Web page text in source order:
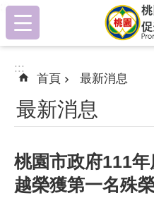
跳到主要內容區塊
:::
:::
首頁 最新消息
最新消息
桃園市政府111
越榮獲第一名殊